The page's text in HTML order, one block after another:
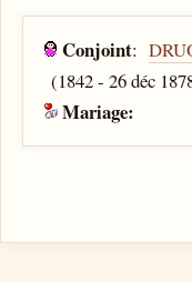
Conjoint:
(1842 - 26 déc
Mariage: